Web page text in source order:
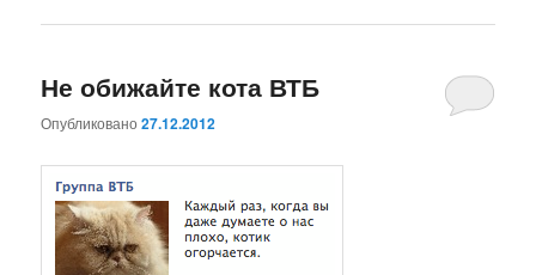
Не обижайте кота ВТБ
Опубликовано27.12.2012